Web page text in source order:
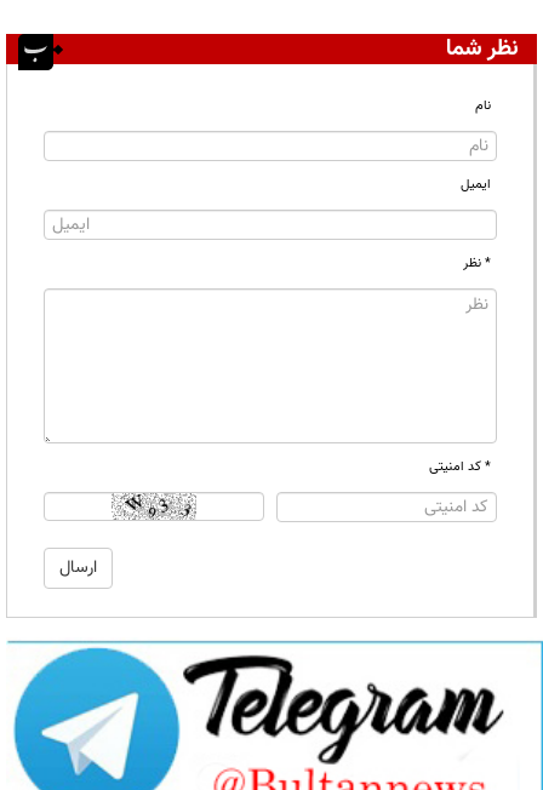
نظر شما
نام
ایمیل
* نظر
* کد امنیتی